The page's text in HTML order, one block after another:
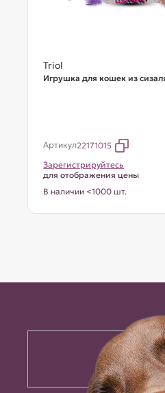
Triol
Игрушка для кошек из
Артикул22171015
Зарегистрируйтесь
для отображения цены
В наличии <1000 шт.